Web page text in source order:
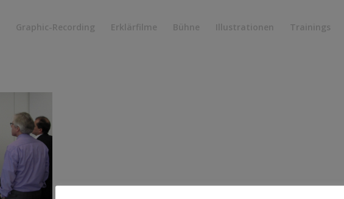
Graphic-Recording Erklärfilme Bühne Illustrationen Trainings